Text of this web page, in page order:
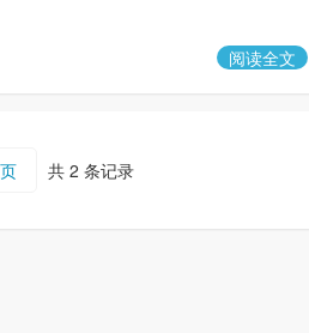
阅读全文
共 2 条记录